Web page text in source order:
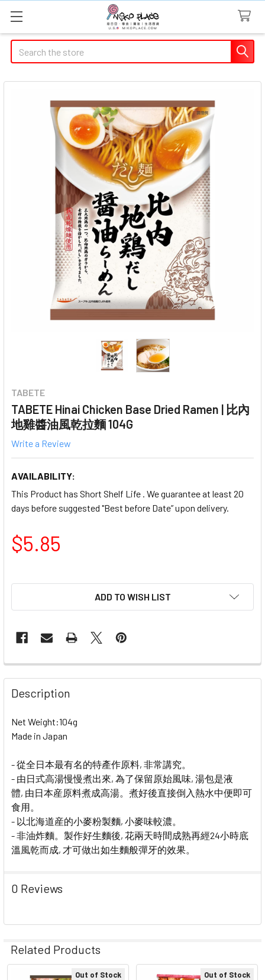
Search
TABETE
TABETE Hinai Chicken Base Dried Ramen | 比內
地雞醬油風乾拉麵 104G
Write a Review
AVAILABILITY:
This Product has Short Shelf Life . We guarantee at least 20
days before suggested "Best before Date” upon delivery.
$5.85
ADD TO WISH LIST
FREQUENTLY
BOUGHT
TOGETHER:
SELECT
ADD
SELECTED
TO CART
Description
Net Weight:104g
Made in Japan
- 從全日本最有名的特產作原料, 非常講究。
- 由日式高湯慢慢煮出來, 為了保留原始風味, 湯包是液
體, 由日本産原料煮成高湯。煮好後直接倒入熱水中便即可
食用。
- 以北海道産的小麥粉製麵, 小麥味較濃。
- 非油炸麵。製作好生麵後, 花兩天時間成熟再經24小時底
溫風乾而成, 才可做出如生麵般彈牙的效果。
0 Reviews
Related Products
Out of Stock Out of Stock